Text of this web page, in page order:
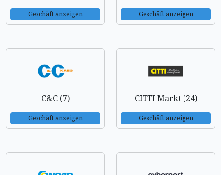
Geschäft anzeigen Geschäft anzeigen
C&C (7)
Geschäft anzeigen
CITTI Markt (24)
Geschäft anzeigen